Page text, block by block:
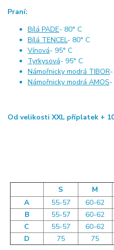
Praní:
Bílá PADE- 80° C
Bílá TENCEL- 80° C
Vínová- 95° C
Tyrkysová- 95° C
Námořnicky modrá TIBOR
Námořnicky modrá AMOS-
Od velikosti XXL příplatek +
S M
A
55-57 60-62
B
55-57 60-62
C
55-57 60-62
D
75 75